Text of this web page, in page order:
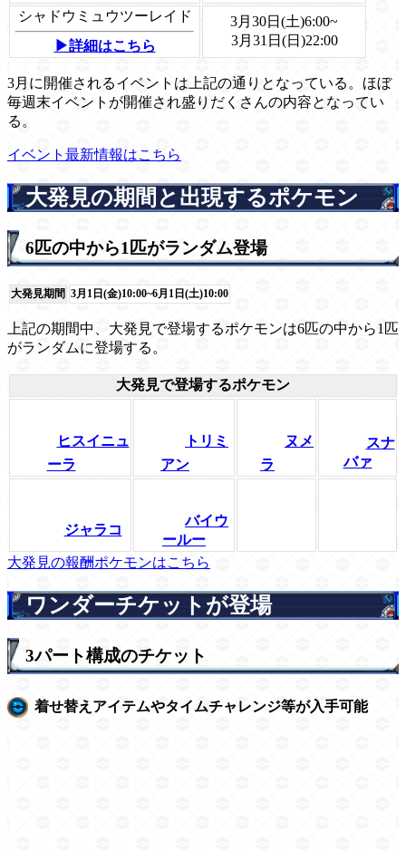
シャドウミュウツーレイド
▶詳細はこちら
3月30日(土)6:00~
3月31日(日)22:00
3月に開催されるイベントは上記の通りとなっている。ほぼ
毎週末イベントが開催され盛りだくさんの内容となってい
る。
イベント最新情報はこちら
大発見の期間と出現するポケモン
6匹の中から1匹がランダム登場
大発見期間 3月1日(金)10:00~6月1日(土)10:00
上記の期間中、大発見で登場するポケモンは6匹の中から1匹
がランダムに登場する。
大発見で登場するポケモン
ヒスイニュ
ーラ
トリミ
アン
ヌメ
ラ
スナ
バァ
ジャラコ
バイウ
ールー
大発見の報酬ポケモンはこちら
ワンダーチケットが登場
3パート構成のチケット
着せ替えアイテムやタイムチャレンジ等が入手可能